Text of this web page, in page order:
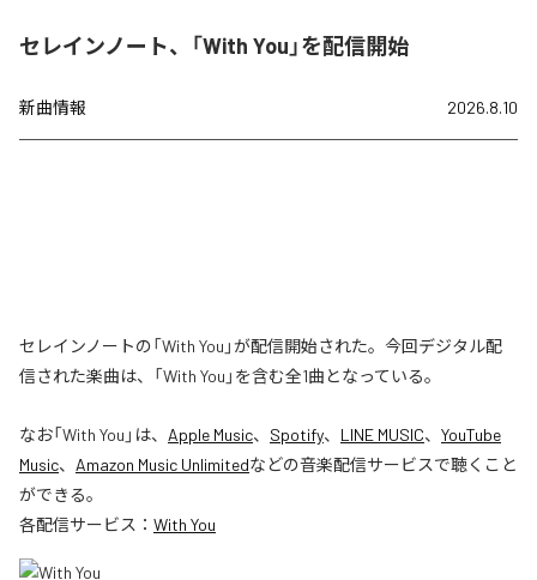
セレインノート、「With You」を配信開始
新曲情報 2026.8.10
セレインノートの「With You」が配信開始された。今回デジタル配
信された楽曲は、「With You」を含む全1曲となっている。
なお「With You 」は、 Apple Music、 Spotify、 LINE MUSIC、 YouTube
Music、 Amazon Music Unlimitedなどの音楽配信サービスで聴くこと
ができる。
各配信サービス： With You